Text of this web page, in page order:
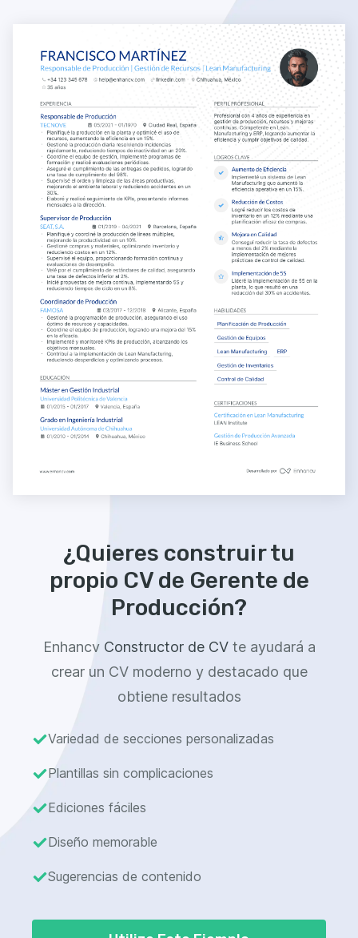
¿Quieres construir tu
propio CV de Gerente de
Producción?
Enhancv Constructor de CV te ayudará a
crear un CV moderno y destacado que
obtiene resultados
Variedad de secciones personalizadas
Plantillas sin complicaciones
Ediciones fáciles
Diseño memorable
Sugerencias de contenido